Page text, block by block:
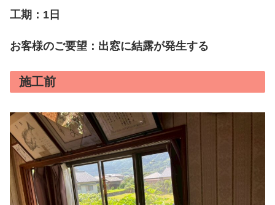
工期：1日
お客様のご要望：出窓に結露が発生する
施工前